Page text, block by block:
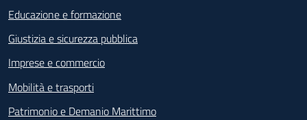
Educazione e formazione
Giustizia e sicurezza pubblica
Imprese e commercio
Mobilità e trasporti
Patrimonio e Demanio Marittimo